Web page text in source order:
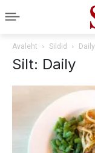
Avaleht Sildid Daily
Silt: Daily